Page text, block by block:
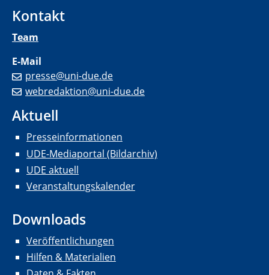
Kontakt
Team
E-Mail
presse@uni-due.de
webredaktion@uni-due.de
Aktuell
Presseinformationen
UDE-Mediaportal (Bildarchiv)
UDE aktuell
Veranstaltungskalender
Downloads
Veröffentlichungen
Hilfen & Materialien